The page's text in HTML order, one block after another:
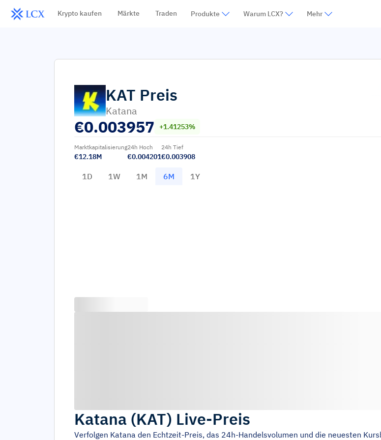
Krypto kaufen Märkte Traden Produkte Warum LCX? Mehr
KAT Preis
Katana
€0.003957 +1.41253%
Marktkapitalisierung
€12.18M
24h Hoch
€0.004201
24h Tief
€0.003908
1D 1W 1M 6M 1Y
Katana (KAT) Live-Preis
Verfolgen Katana den Echtzeit-Preis, das 24h-Handelsvolumen und die neuesten